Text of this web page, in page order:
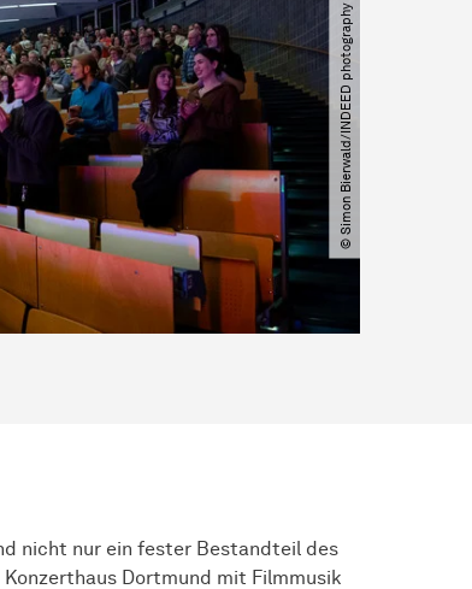
© Simon Bierwald​/​INDEED photography
nicht nur ein fester Bestandteil des
Dortmund mit Filmmusik